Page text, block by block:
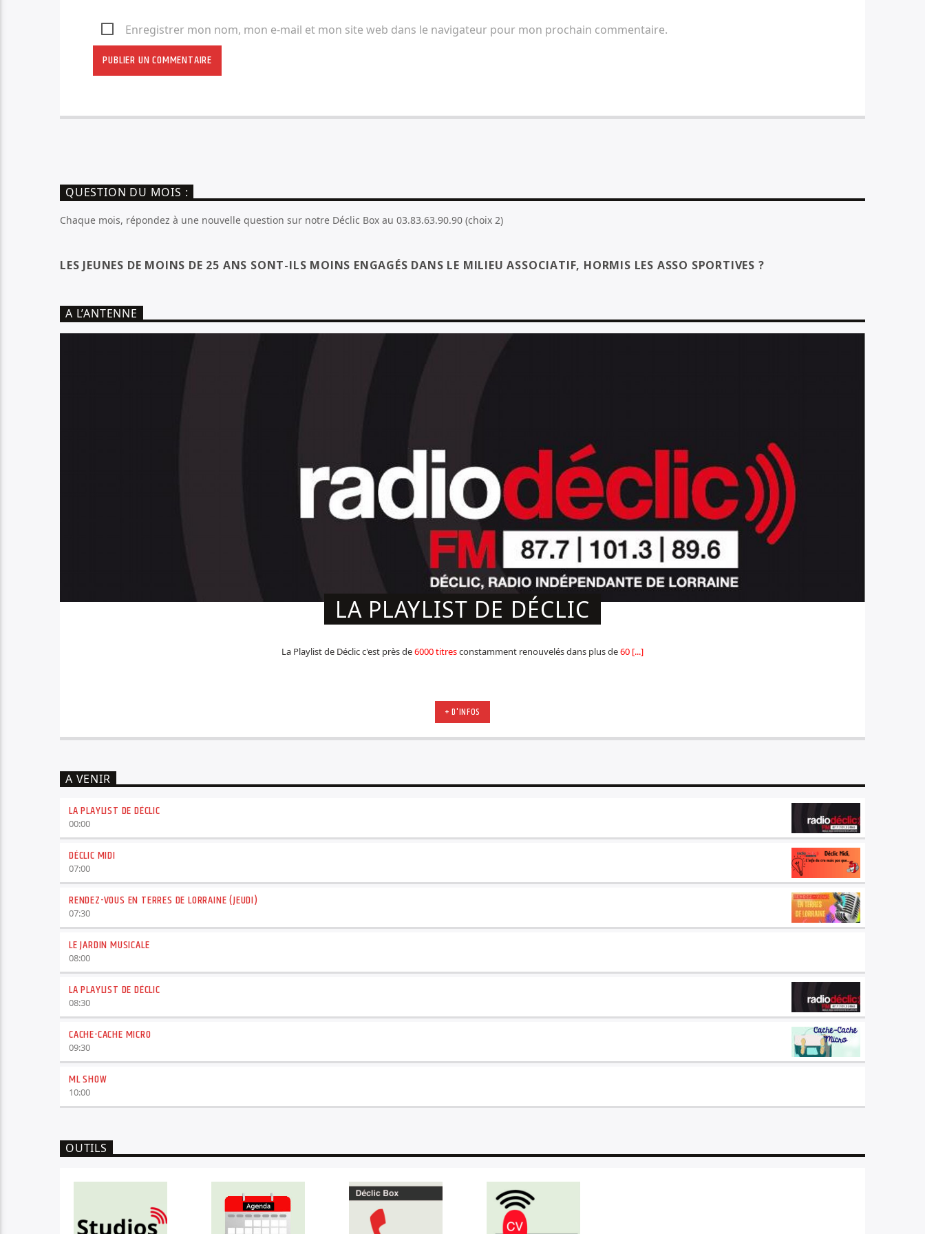
Enregistrer mon nom, mon e-mail et mon site web dans le navigateur pour mon prochain commentaire.
QUESTION DU MOIS :
Chaque mois, répondez à une nouvelle question sur notre Déclic Box au 03.83.63.90.90 (choix 2)
LES JEUNES DE MOINS DE 25 ANS SONT-ILS MOINS ENGAGÉS DANS LE MILIEU ASSOCIATIF, HORMIS LES ASSO SPORTIVES ?
A L’ANTENNE
LA PLAYLIST DE DÉCLIC
La Playlist de Déclic c'est près de6000 titresconstamment renouvelés dans plus de60 [...]
+ D'INFOS
A VENIR
LA PLAYLIST DE DÉCLIC
00:00
DÉCLIC MIDI
07:00
RENDEZ-VOUS EN TERRES DE LORRAINE (JEUDI)
07:30
LE JARDIN MUSICALE
08:00
LA PLAYLIST DE DÉCLIC
08:30
CACHE-CACHE MICRO
09:30
ML SHOW
10:00
OUTILS